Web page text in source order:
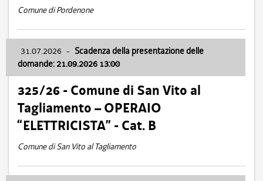
Comune di Pordenone
31.07.2026 - Scadenza della presentazione delle
domande: 21.09.2026 13:00
325/26 - Comune di San Vito al
Tagliamento – OPERAIO
“ELETTRICISTA” - Cat. B
Comune di San Vito al Tagliamento